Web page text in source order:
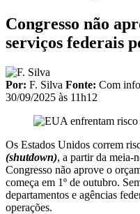
Congresso não
serviços federais
Por: F. Silva Fonte: Com
30/09/2025 às 11h12
Os Estados Unidos correm
(shutdown), a partir da meia-
Congresso não aprove o
começa em 1º de outubro.
departamentos e agências
operações.